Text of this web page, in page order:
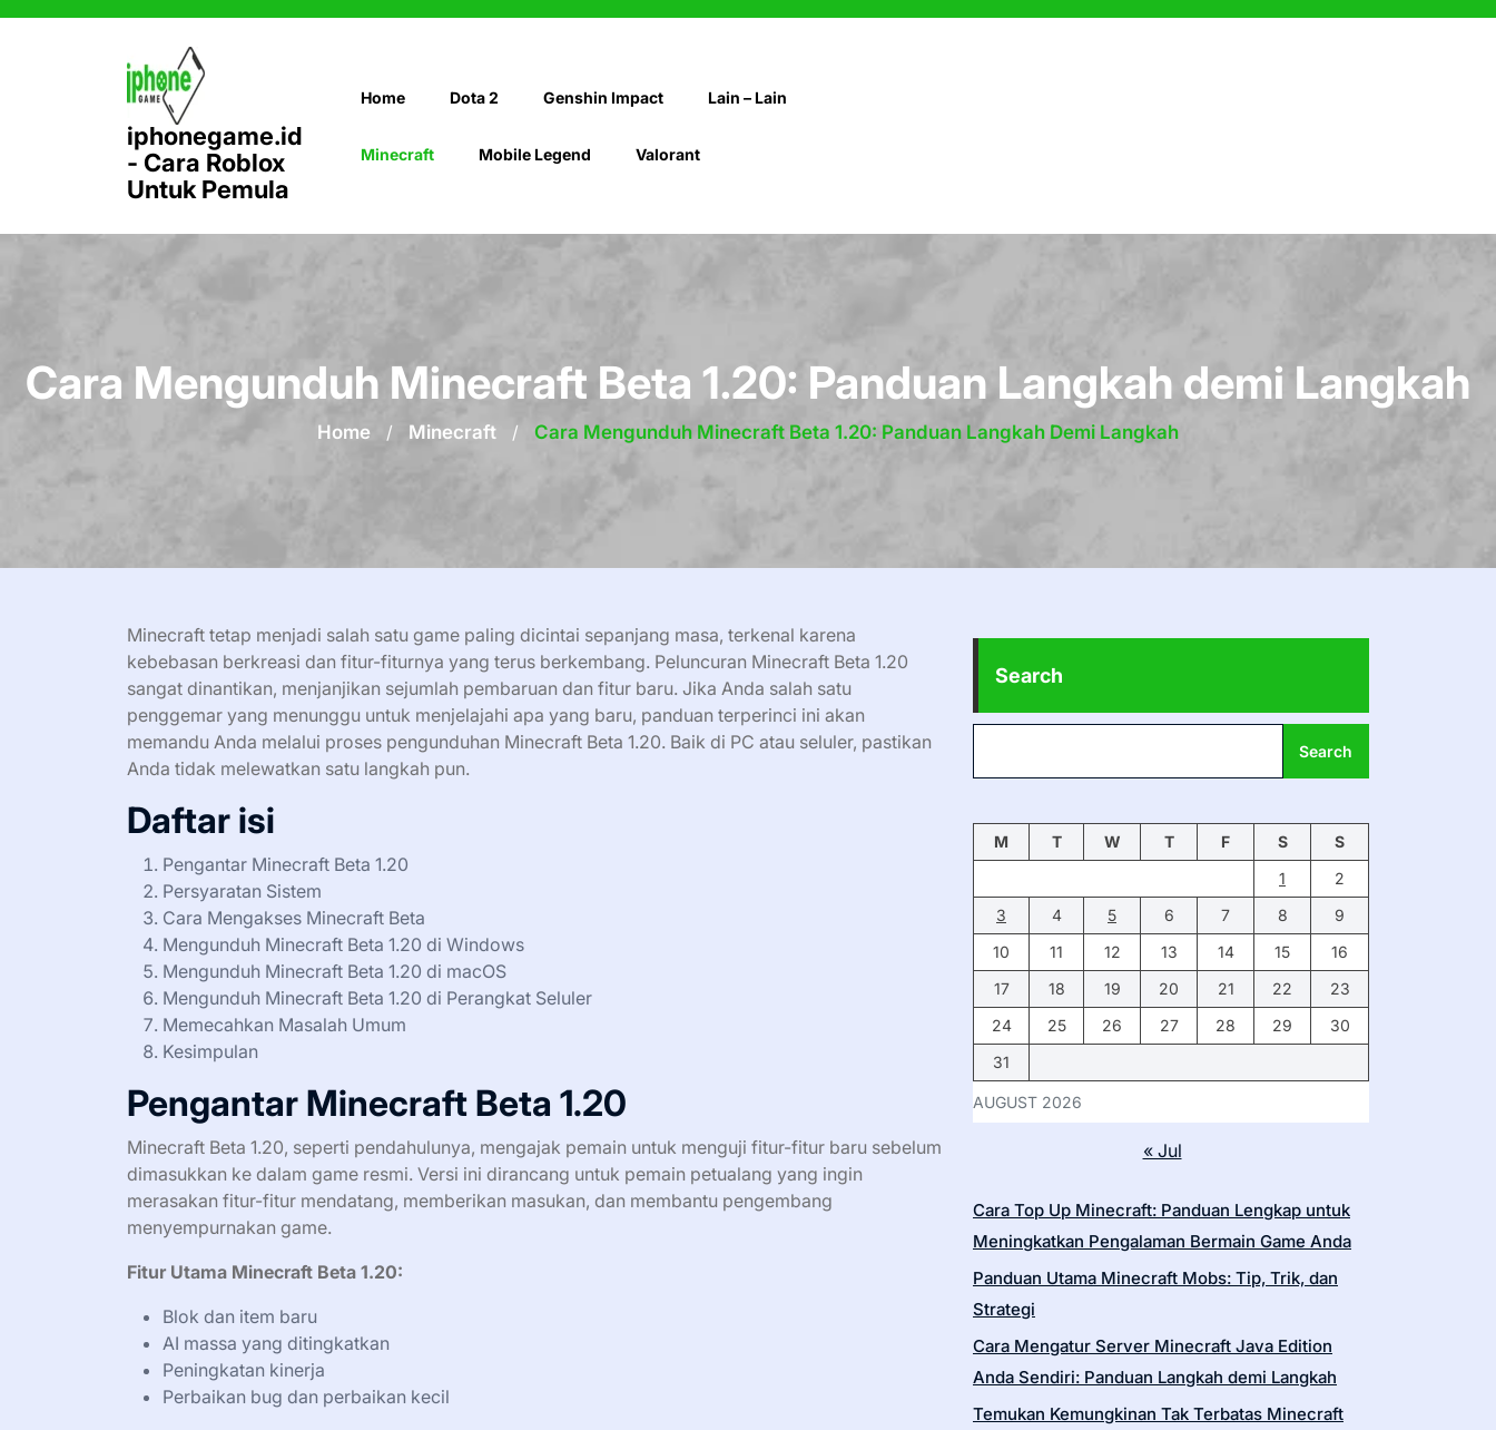
Skip
iphonegame.id
- Cara Roblox
Untuk Pemula
Home Dota 2 Genshin Impact Lain – Lain
Minecraft Mobile Legend Valorant
Cara Mengunduh Minecraft Beta 1.20: Panduan Langkah demi Langkah
Home / Minecraft / Cara Mengunduh Minecraft Beta 1.20: Panduan Langkah Demi Langkah
Minecraft tetap menjadi salah satu game paling dicintai sepanjang masa, terkenal karena
kebebasan berkreasi dan fitur-fiturnya yang terus berkembang. Peluncuran Minecraft Beta 1.20
sangat dinantikan, menjanjikan sejumlah pembaruan dan fitur baru. Jika Anda salah satu
penggemar yang menunggu untuk menjelajahi apa yang baru, panduan terperinci ini akan
memandu Anda melalui proses pengunduhan Minecraft Beta 1.20. Baik di PC atau seluler, pastikan
Anda tidak melewatkan satu langkah pun.
Daftar isi
Pengantar Minecraft Beta 1.20
Persyaratan Sistem
Cara Mengakses Minecraft Beta
Mengunduh Minecraft Beta 1.20 di Windows
Mengunduh Minecraft Beta 1.20 di macOS
Mengunduh Minecraft Beta 1.20 di Perangkat Seluler
Memecahkan Masalah Umum
Kesimpulan
Pengantar Minecraft Beta 1.20
Minecraft Beta 1.20, seperti pendahulunya, mengajak pemain untuk menguji fitur-fitur baru sebelum
dimasukkan ke dalam game resmi. Versi ini dirancang untuk pemain petualang yang ingin
merasakan fitur-fitur mendatang, memberikan masukan, dan membantu pengembang
menyempurnakan game.
Fitur Utama Minecraft Beta 1.20:
Blok dan item baru
AI massa yang ditingkatkan
Peningkatan kinerja
Perbaikan bug dan perbaikan kecil
Search
Search
AUGUST 2026
M T W T F S
S
1
2
3
4 5 6 7 8
9
10
11 12 13 14 15
16
17
18 19 20 21 22
23
24
25 26 27 28 29
30
31
« Jul
Cara Top Up Minecraft: Panduan Lengkap untuk
Meningkatkan Pengalaman Bermain Game Anda
Panduan Utama Minecraft Mobs: Tip, Trik, dan
Strategi
Cara Mengatur Server Minecraft Java Edition
Anda Sendiri: Panduan Langkah demi Langkah
Temukan Kemungkinan Tak Terbatas Minecraft